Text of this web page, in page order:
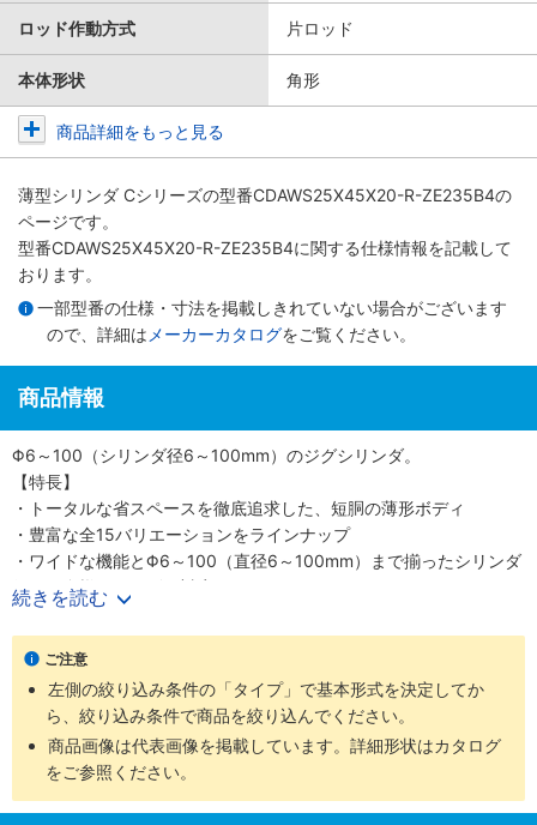
ロッド作動方式 片ロッド
本体形状 角形
商品詳細をもっと見る
薄型シリンダ Cシリーズの型番CDAWS25X45X20-R-ZE235B4の
ページです。
型番CDAWS25X45X20-R-ZE235B4に関する仕様情報を記載して
おります。
一部型番の仕様・寸法を掲載しきれていない場合がございます
ので、詳細は メーカーカタログをご覧ください。
商品情報
Φ6～100（シリンダ径6～100mm）のジグシリンダ。
【特長】
・トータルな省スペースを徹底追求した、短胴の薄形ボディ
・豊富な全15バリエーションをラインナップ
・ワイドな機能とΦ6～100（直径6～100mm）まで揃ったシリンダ
径で、多様なニーズに対応
・スクエアロッドで回転レス機能がプラス、機械装置の高効率設計
が可能
【用途】
・あらゆる業界の空気圧機器や生産ラインに対応
続きを読む
ご注意
左側の絞り込み条件の「タイプ」で基本形式を決定してか
ら、絞り込み条件で商品を絞り込んでください。
商品画像は代表画像を掲載しています。詳細形状はカタログ
をご参照ください。